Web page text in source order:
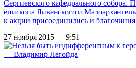
Сергиевского кафедрального собора.
епископа Ливенского и
к акции присоединились и
27 ноября 2015 — 9:51